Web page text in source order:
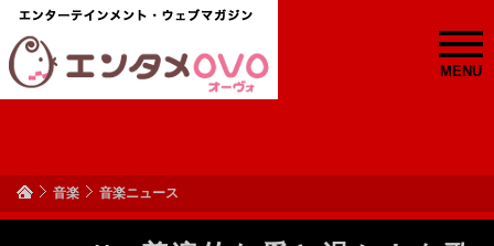
MENU
音楽 音楽ニュース